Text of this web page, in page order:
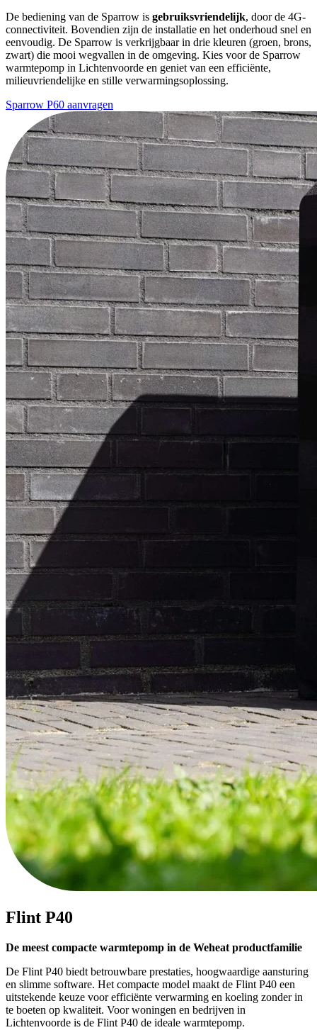
De bediening van de Sparrow is gebruiksvriendelijk, door de 4G-
connectiviteit. Bovendien zijn de installatie en het onderhoud snel en
eenvoudig. De Sparrow is verkrijgbaar in drie kleuren (groen, brons,
zwart) die mooi wegvallen in de omgeving. Kies voor de Sparrow
warmtepomp in Lichtenvoorde en geniet van een efficiënte,
milieuvriendelijke en stille verwarmingsoplossing.
Sparrow P60 aanvragen
Flint P40
De meest compacte warmtepomp in de Weheat productfamilie
De Flint P40 biedt betrouwbare prestaties, hoogwaardige aansturing
en slimme software. Het compacte model maakt de Flint P40 een
uitstekende keuze voor efficiënte verwarming en koeling zonder in
te boeten op kwaliteit. Voor woningen en bedrijven in
Lichtenvoorde is de Flint P40 de ideale warmtepomp.